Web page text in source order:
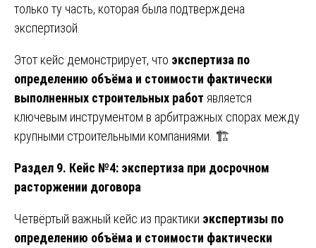
только ту часть, которая была подтверждена
экспертизой.
Этот кейс демонстрирует, что экспертиза по
определению объёма и стоимости фактически
выполненных строительных работ является
ключевым инструментом в арбитражных спорах между
крупными строительными компаниями. 🏗️
Раздел 9. Кейс №4: экспертиза при досрочном
расторжении договора
Четвёртый важный кейс из практики экспертизы по
определению объёма и стоимости фактически